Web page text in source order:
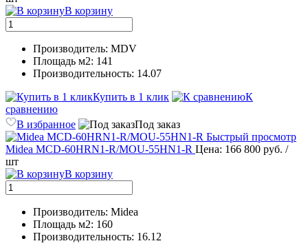
В корзину
Производитель: MDV
Площадь м2: 141
Производительность: 14.07
Купить в 1 клик
К
сравнению
В избранное
Под заказ
Быстрый просмотр
Midea MCD-60HRN1-R/MOU-55HN1-R Цена: 166 800 руб. /
шт
В корзину
Производитель: Midea
Площадь м2: 160
Производительность: 16.12